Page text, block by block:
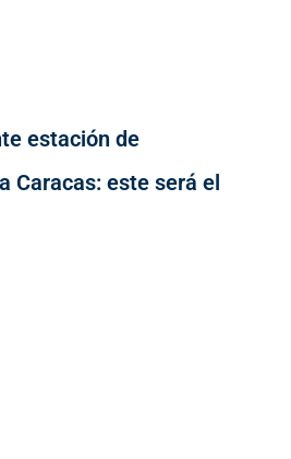
estación de
Caracas: este será el